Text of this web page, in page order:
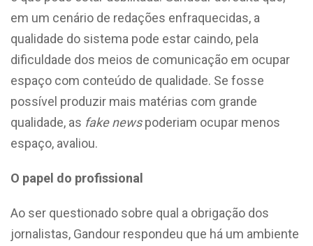
em um cenário de redações enfraquecidas, a
qualidade do sistema pode estar caindo, pela
dificuldade dos meios de comunicação em ocupar
espaço com conteúdo de qualidade. Se fosse
possível produzir mais matérias com grande
qualidade, as fake newspoderiam ocupar menos
espaço, avaliou.
O papel do profissional
Ao ser questionado sobre qual a obrigação dos
jornalistas, Gandour respondeu que há um ambiente